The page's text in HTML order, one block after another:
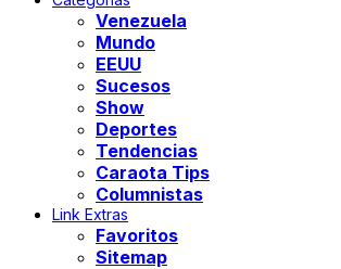
Venezuela
Mundo
EEUU
Sucesos
Show
Deportes
Tendencias
Caraota Tips
Columnistas
Link Extras
Favoritos
Sitemap